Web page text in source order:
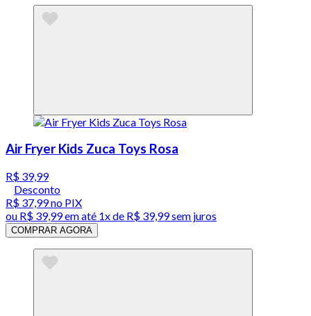
Air Fryer Kids Zuca Toys Rosa
R$ 39,99
Desconto
R$ 37,99no PIX
ou R$ 39,99em até 1x de R$ 39,99sem juros
COMPRAR AGORA